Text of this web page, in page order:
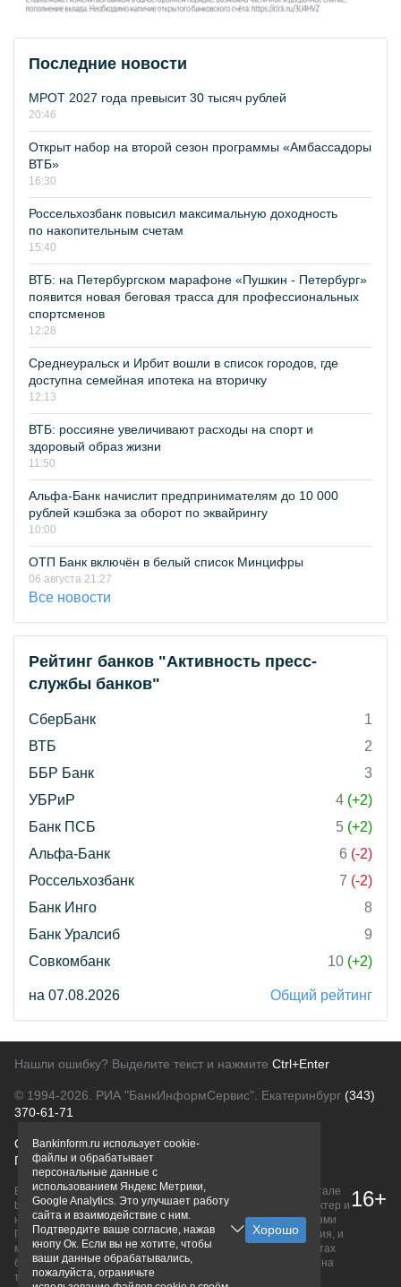
Последние новости
МРОТ 2027 года превысит 30 тысяч рублей
20:46
Открыт набор на второй сезон программы «Амбассадоры
ВТБ»
16:30
Россельхозбанк повысил максимальную доходность
по накопительным счетам
15:40
ВТБ: на Петербургском марафоне «Пушкин - Петербург»
появится новая беговая трасса для профессиональных
спортсменов
12:28
Среднеуральск и Ирбит вошли в список городов, где
доступна семейная ипотека на вторичку
12:13
ВТБ: россияне увеличивают расходы на спорт и
здоровый образ жизни
11:50
Альфа-Банк начислит предпринимателям до 10 000
рублей кэшбэка за оборот по эквайрингу
10:00
ОТП Банк включён в белый список Минцифры
06 августа 21:27
Все новости
Рейтинг банков "Активность пресс-
службы банков"
СберБанк
1
ВТБ
2
ББР Банк
3
УБРиР
4 (+2)
Банк ПСБ
5 (+2)
Альфа-Банк
6 (-2)
Россельхозбанк
7 (-2)
Банк Инго
8
Банк Уралсиб
9
Совкомбанк
10 (+2)
на 07.08.2026 Общий рейтинг
Нашли ошибку? Выделите текст и нажмите Ctrl+Enter
© 1994-2026. РИА "БанкИнформСервис". Екатеринбург (343)
370-61-71
О проектеПолитика конфиденциальности
Правовая информацияДля рекламодателей
Вся информация о продуктах банков, размещенная на портале
bankinform.ru, носит исключительно ознакомительный характер и
не является публичной офертой, определяемой положениями
ГК РФ. Информация не содержит точного и полного описания, и
может быть изменена. Конечные условия уточняйте на сайтах
банков или при личном обращении. Исключительное право на
товарные знаки принадлежит их правообладателям.
16+
Bankinform.ru использует cookie-
файлы и обрабатывает
персональные данные с
использованием Яндекс Метрики,
Google Analytics. Это улучшает работу
сайта и взаимодействие с ним.
Подтвердите ваше согласие, нажав
кнопу Ок. Если вы не хотите, чтобы
ваши данные обрабатывались,
пожалуйста, ограничьте